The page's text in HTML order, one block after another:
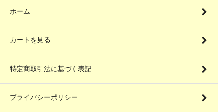
ホーム
カートを見る
特定商取引法に基づく表記
プライバシーポリシー